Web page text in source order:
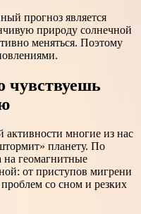
прогноз является
природу солнечной
меняться. Поэтому
чувствуешь
многие из нас
планету. По
на геомагнитные
от приступов мигрени
со сном и резких